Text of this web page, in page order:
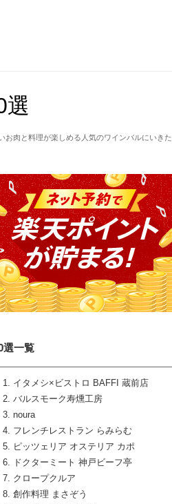
選
肉と料理が楽しめる人気のワインバルにいきた
選一覧
イタメシ×ビストロ BAFFI 蔵前店
バルスモーク寿燻工房
noura
フレンチレストラン らみらむ
ピッツェリア オステリア カポ
ドクターミート 神戸ビーフ亭
クロープクルア
創作料理 まさぞう